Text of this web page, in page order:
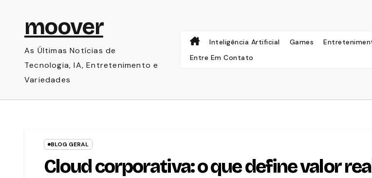
contentmoover
As Últimas Notícias de
Tecnologia, IA, Entretenimento e
Variedades
Inteligência Artificial Games
Entre Em Contato
BLOG GERAL
Cloud corporativa: o que define valor